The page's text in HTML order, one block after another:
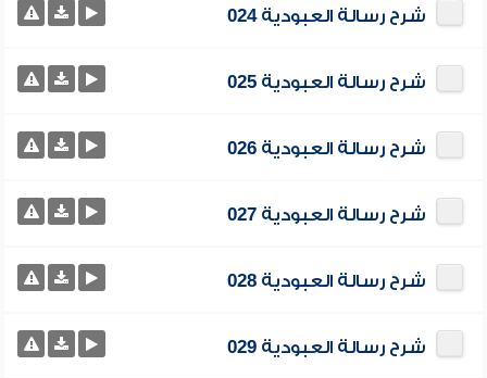
شرح رسالة العبودية 024
شرح رسالة العبودية 025
شرح رسالة العبودية 026
شرح رسالة العبودية 027
شرح رسالة العبودية 028
شرح رسالة العبودية 029